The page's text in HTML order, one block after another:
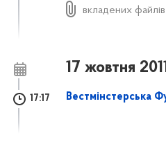
вкладених файлів
17 жовтня
17:17 Вестмінстерська